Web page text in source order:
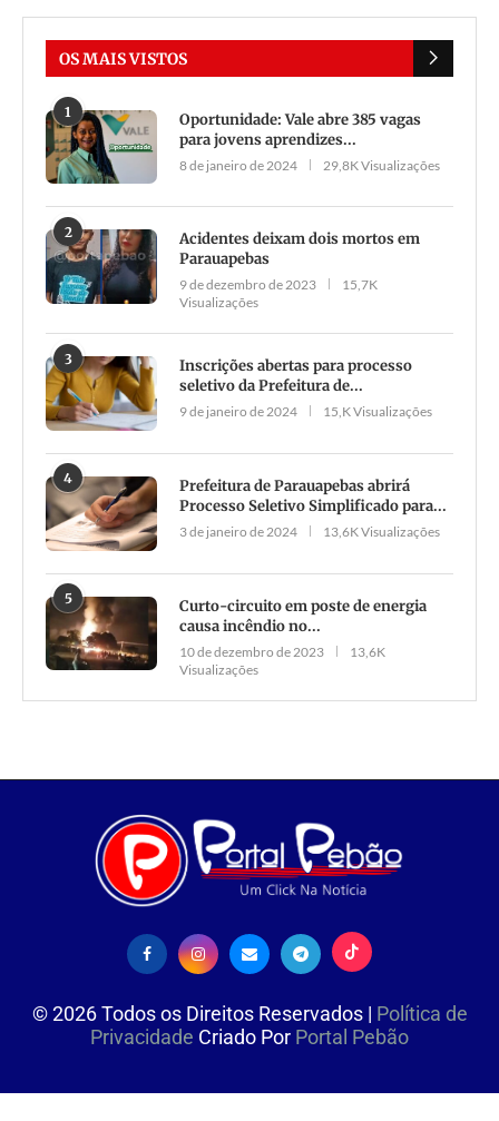
OS MAIS VISTOS
1
Oportunidade: Vale abre 385 vagas
para jovens aprendizes...
8 de janeiro de 2024 29,8K Visualizações
2
Acidentes deixam dois mortos em
Parauapebas
9 de dezembro de 2023
15,7K
Visualizações
3
Inscrições abertas para processo
seletivo da Prefeitura de...
9 de janeiro de 2024 15,K Visualizações
4
Prefeitura de Parauapebas abrirá
Processo Seletivo Simplificado para...
3 de janeiro de 2024 13,6K Visualizações
5
Curto-circuito em poste de energia
causa incêndio no...
10 de dezembro de 2023
13,6K
Visualizações
©2026Todos os Direitos Reservados | Política de
Privacidade Criado Por Portal Pebão